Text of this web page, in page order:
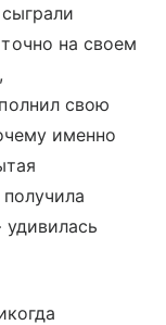
на своем
свою
именно